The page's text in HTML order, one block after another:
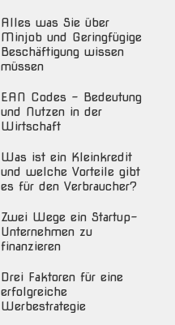
Alles was Sie über
Minjob und Geringfügige
Beschäftigung wissen
müssen
EAN Codes – Bedeutung
und Nutzen in der
Wirtschaft
Was ist ein Kleinkredit
und welche Vorteile gibt
es für den Verbraucher?
Zwei Wege ein Startup-
Unternehmen zu
finanzieren
Drei Faktoren für eine
erfolgreiche
Werbestrategie